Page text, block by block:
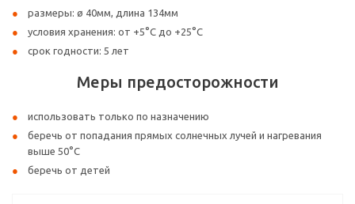
размеры: ø 40мм, длина 134мм
условия хранения: от +5°С до +25°С
срок годности: 5 лет
Меры предосторожности
использовать только по назначению
беречь от попадания прямых солнечных лучей и нагревания
выше 50°С
беречь от детей